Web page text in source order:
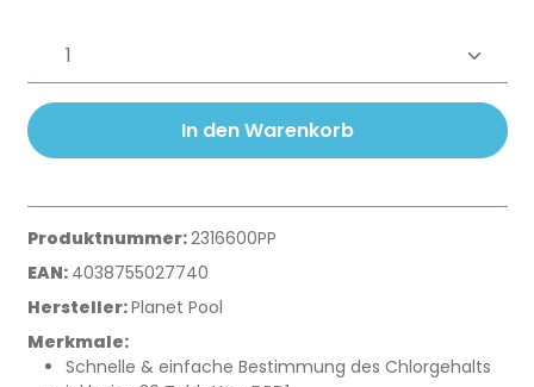
Produkt Anzahl: Gib den
In den Warenkorb
Produktnummer:2316600PP
EAN: 4038755027740
Hersteller:Planet Pool
Merkmale:
Schnelle & einfache Bestimmung des Chlorgehalts